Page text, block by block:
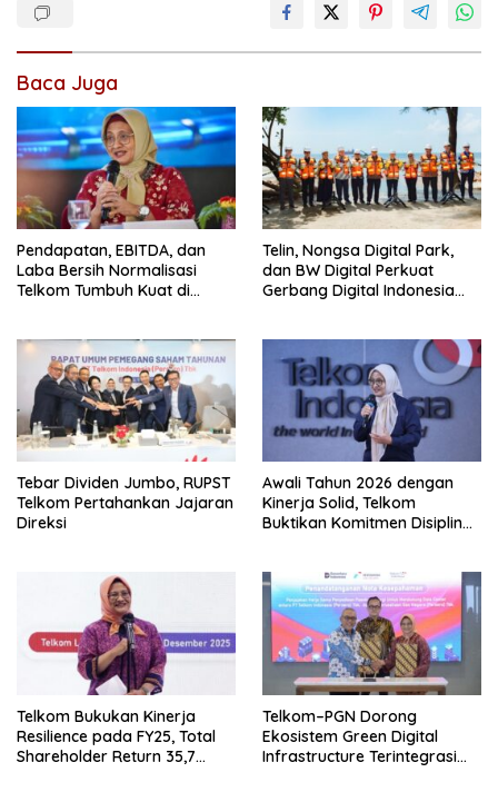
Baca Juga
Pendapatan, EBITDA, dan
Laba Bersih Normalisasi
Telkom Tumbuh Kuat di
Telin, Nongsa Digital Park,
dan BW Digital Perkuat
Gerbang Digital Indonesia
Tebar Dividen Jumbo, RUPST
Telkom Pertahankan Jajaran
Direksi
Awali Tahun 2026 dengan
Kinerja Solid, Telkom
Buktikan Komitmen Disiplin
Telkom Bukukan Kinerja
Resilience pada FY25, Total
Shareholder Return 35,7
Telkom–PGN Dorong
Ekosistem Green Digital
Infrastructure Terintegrasi